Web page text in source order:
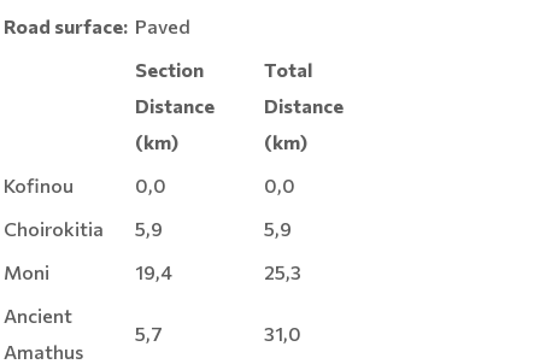
Road surface: Paved
Section
Distance
(km)
Total
Distance
(km)
Kofinou
0,0
0,0
Choirokitia
5,9
5,9
Moni
19,4
25,3
Ancient
Amathus
5,7 31,0